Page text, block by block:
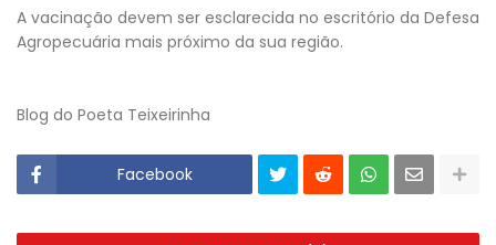
A vacinação devem ser esclarecida no escritório da Defesa
Agropecuária mais próximo da sua região.
Blog do Poeta Teixeirinha
Facebook